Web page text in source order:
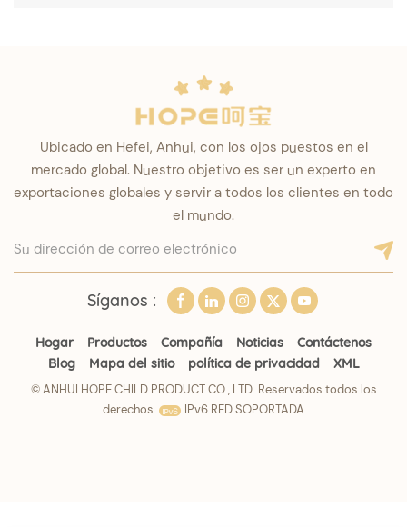
Ubicado en Hefei, Anhui, con los ojos puestos en el
mercado global. Nuestro objetivo es ser un experto en
exportaciones globales y servir a todos los clientes en todo
el mundo.
Síganos :
Hogar Productos Compañía Noticias
Contáctenos
Blog
Mapa del sitio política de privacidad XML
© ANHUI HOPE CHILD PRODUCT CO., LTD. Reservados todos los
derechos.
IPv6 RED SOPORTADA